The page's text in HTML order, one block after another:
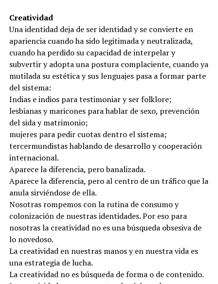
Creatividad
Una identidad deja de ser identidad y se convierte en
apariencia cuando ha sido legitimada y neutralizada,
cuando ha perdido su capacidad de interpelar y
subvertir y adopta una postura complaciente, cuando ya
mutilada su estética y sus lenguajes pasa a formar parte
del sistema:
Indias e indios para testimoniar y ser folklore;
lesbianas y maricones para hablar de sexo, prevención
del sida y matrimonio;
mujeres para pedir cuotas dentro el sistema;
tercermundistas hablando de desarrollo y cooperación
internacional.
Aparece la diferencia, pero banalizada.
Aparece la diferencia, pero al centro de un tráfico que la
anula sirviéndose de ella.
Nosotras rompemos con la rutina de consumo y
colonización de nuestras identidades. Por eso para
nosotras la creatividad no es una búsqueda obsesiva de
lo novedoso.
La creatividad en nuestras manos y en nuestra vida es
una estrategia de lucha.
La creatividad no es búsqueda de forma o de contenido.